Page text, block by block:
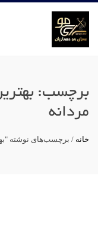
برچسب:
مردانه
خانه / برچسب‌های نوشته